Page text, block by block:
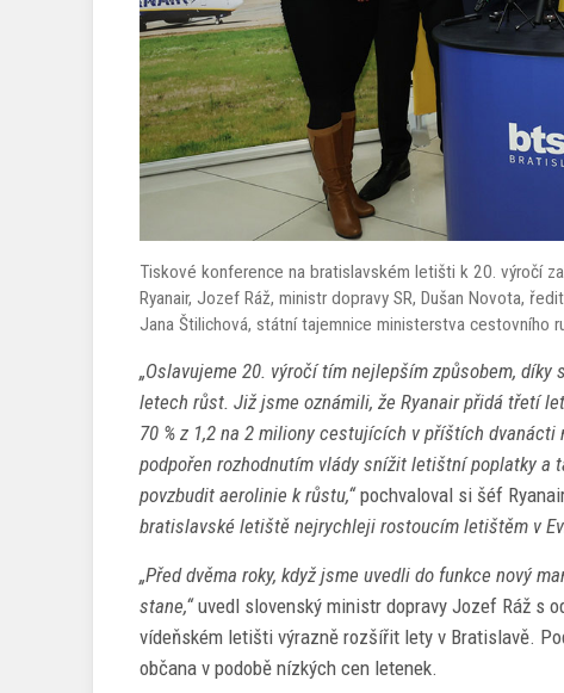
Tiskové konference na bratislavském letišti k 20. výročí
Ryanair, Jozef Ráž, ministr dopravy SR, Dušan Novota,
Jana Štilichová, státní tajemnice ministerstva cestovního
„Oslavujeme 20. výročí tím nejlepším způsobem,
letech růst. Již jsme oznámili, že Ryanair přidá třetí
70 % z 1,2 na 2 miliony cestujících v příštích dvanácti
podpořen rozhodnutím vlády snížit letištní poplatky a
povzbudit aerolinie k růstu,“pochvaloval si šéf
bratislavské letiště nejrychleji rostoucím letištěm v
„Před dvěma roky, když jsme uvedli do funkce nový
stane,“uvedl slovenský ministr dopravy Jozef Ráž s
vídeňském letišti výrazně rozšířit lety v Bratislavě.
občana v podobě nízkých cen letenek.